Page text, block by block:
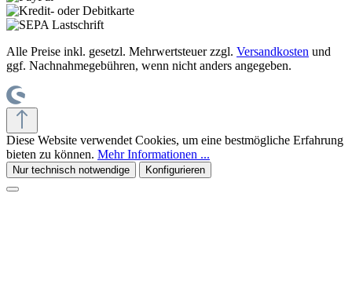
Alle Preise inkl. gesetzl. Mehrwertsteuer zzgl. Versandkosten und
ggf. Nachnahmegebühren, wenn nicht anders angegeben.
Diese Website verwendet Cookies, um eine bestmögliche Erfahrung
bieten zu können. Mehr Informationen ...
Nur technisch notwendige Konfigurieren